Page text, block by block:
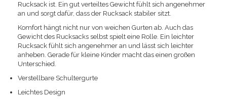
Rucksack ist. Ein gut verteiltes Gewicht fühlt sich angenehmer
an und sorgt dafür, dass der Rucksack stabiler sitzt.
Komfort hängt nicht nur von weichen Gurten ab. Auch das
Gewicht des Rucksacks selbst spielt eine Rolle. Ein leichter
Rucksack fühlt sich angenehmer an und lässt sich leichter
anheben. Gerade für kleine Kinder macht das einen großen
Unterschied.
Verstellbare Schultergurte
Leichtes Design